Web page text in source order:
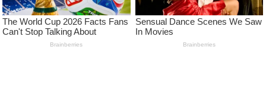
LEARN MORE
Pedoman Media Siber